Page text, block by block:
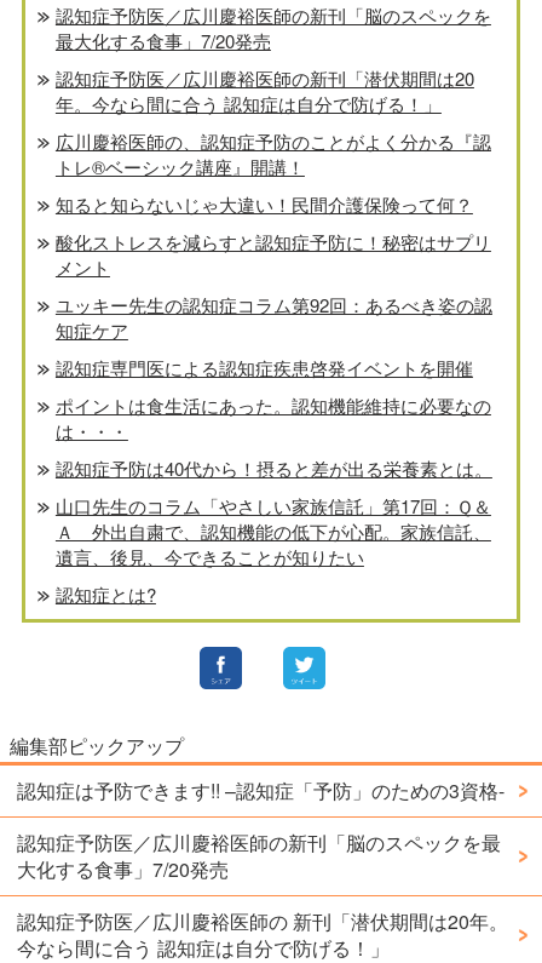
認知症予防医／広川慶裕医師の新刊「脳のスペックを
最大化する食事」7/20発売
認知症予防医／広川慶裕医師の新刊「潜伏期間は20
年。今なら間に合う 認知症は自分で防げる！」
広川慶裕医師の、認知症予防のことがよく分かる『認
トレ®️ベーシック講座』開講！
知ると知らないじゃ大違い！民間介護保険って何？
酸化ストレスを減らすと認知症予防に！秘密はサプリ
メント
ユッキー先生の認知症コラム第92回：あるべき姿の認
知症ケア
認知症専門医による認知症疾患啓発イベントを開催
ポイントは食生活にあった。認知機能維持に必要なの
は・・・
認知症予防は40代から！摂ると差が出る栄養素とは。
山口先生のコラム「やさしい家族信託」第17回：Ｑ＆
Ａ 外出自粛で、認知機能の低下が心配。家族信託、
遺言、後見、今できることが知りたい
認知症とは?
編集部ピックアップ
認知症は予防できます!! –認知症「予防」のための3資格-
認知症予防医／広川慶裕医師の新刊「脳のスペックを最
大化する食事」7/20発売
認知症予防医／広川慶裕医師の 新刊「潜伏期間は20年。
今なら間に合う 認知症は自分で防げる！」